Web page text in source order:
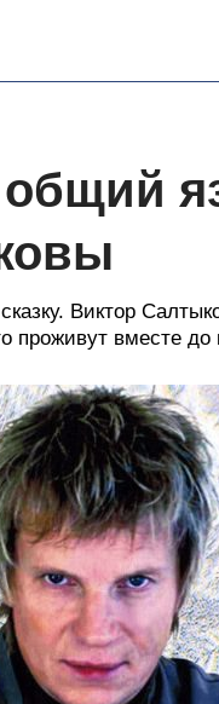
общий
Виктор
проживут вместе до